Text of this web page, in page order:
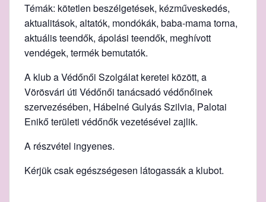
Témák: kötetlen beszélgetések, kézműveskedés,
aktualitások, altatók, mondókák, baba-mama torna,
aktuális teendők, ápolási teendők, meghívott
vendégek, termék bemutatók.
A klub a Védőnői Szolgálat keretei között, a
Vörösvári úti Védőnői tanácsadó védőnőinek
szervezésében, Hábelné Gulyás Szilvia, Palotai
Enikő területi védőnők vezetésével zajlik.
A részvétel ingyenes.
Kérjük csak egészségesen látogassák a klubot.